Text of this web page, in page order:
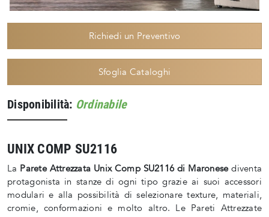
Richiedi un Preventivo
Sfoglia Cataloghi
Disponibilità: Ordinabile
UNIX COMP SU2116
La Parete Attrezzata Unix Comp SU2116 di Maronesediventa
protagonista in stanze di ogni tipo grazie ai suoi accessori
modulari e alla possibilità di selezionare texture, materiali,
cromie, conformazioni e molto altro. Le Pareti Attrezzate